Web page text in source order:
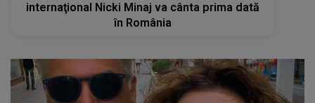
internaţional Nicki Minaj va cânta prima dată
în România